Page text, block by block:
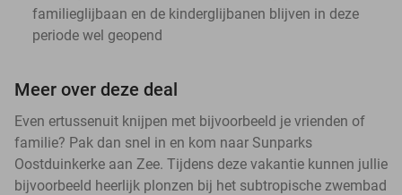
familieglijbaan en de kinderglijbanen blijven in deze
periode wel geopend
Meer over deze deal
Even ertussenuit knijpen met bijvoorbeeld je vrienden of
familie? Pak dan snel in en kom naar Sunparks
Oostduinkerke aan Zee. Tijdens deze vakantie kunnen jullie
bijvoorbeeld heerlijk plonzen bij het subtropische zwembad